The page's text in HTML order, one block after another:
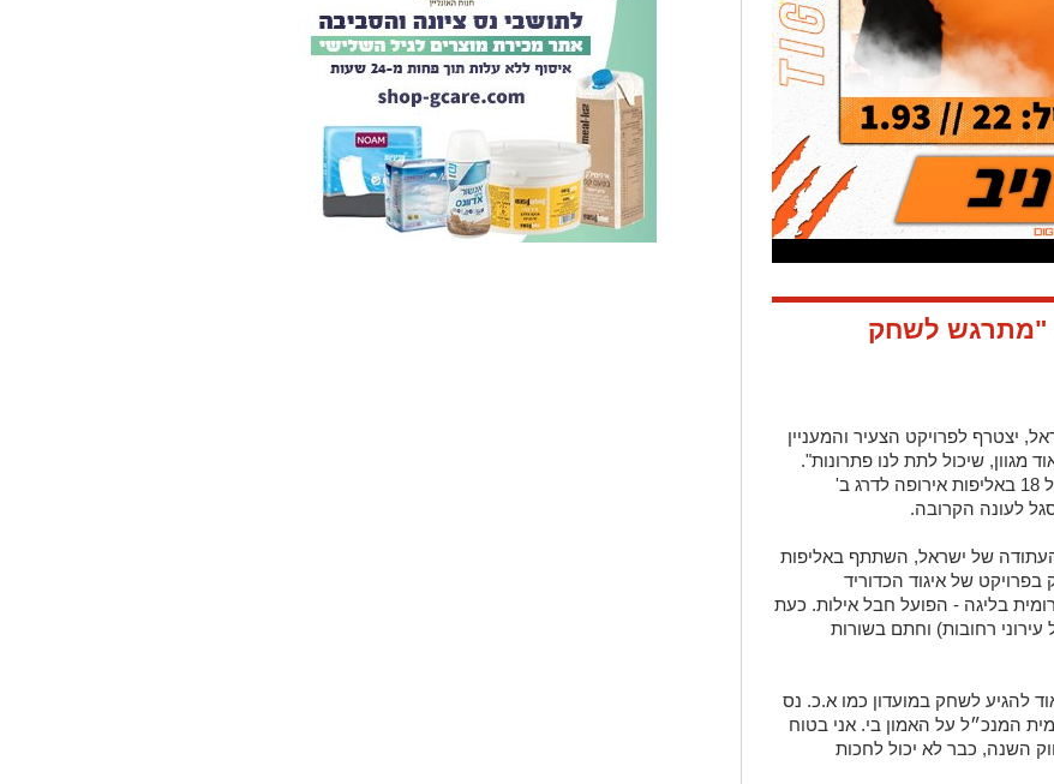
"מתרגש לשחק
יצטרף לפרויקט הצעיר והמעניין
מגוון, שיכול לתת לנו פתרונות".
דראי משמש כעוזר המאמן של הנבחרת עד גיל 18 באליפות אירופה לדרג ב'
לעונה הקרובה.
הנוער והעתודה של ישראל, השתתף באליפות
ולקח חלק בפרויקט של איגוד הכדוריד
בליגה - הפועל חבל אילות. כעת
רחובות) וחתם בשורות
להגיע לשחק במועדון כמו א.כ. נס
המנכ״ל על האמון בי. אני בטוח
השנה, כבר לא יכול לחכות